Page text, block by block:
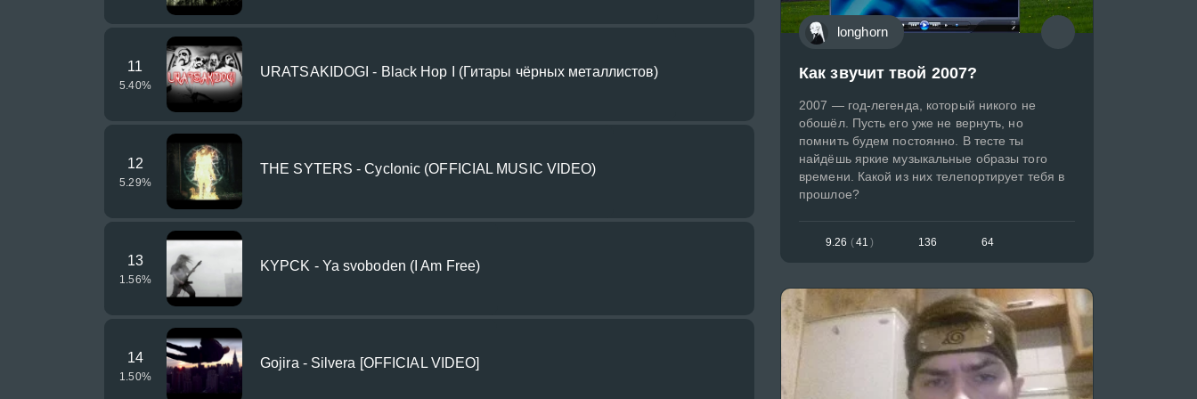
11
5.40%
URATSAKIDOGI - Black Hop I (Гитары чёрных металлистов)
12
5.29%
THE SYTERS - Cyclonic (OFFICIAL MUSIC VIDEO)
13
1.56%
KYPCK - Ya svoboden (I Am Free)
14
1.50%
Gojira - Silvera [OFFICIAL VIDEO]
longhorn
Как звучит твой 2007?
2007 — год-легенда, который никого не
обошёл. Пусть его уже не вернуть, но
помнить будем постоянно. В тесте ты
найдёшь яркие музыкальные образы того
времени. Какой из них телепортирует тебя в
прошлое?
9.26 (41 ) 136 64